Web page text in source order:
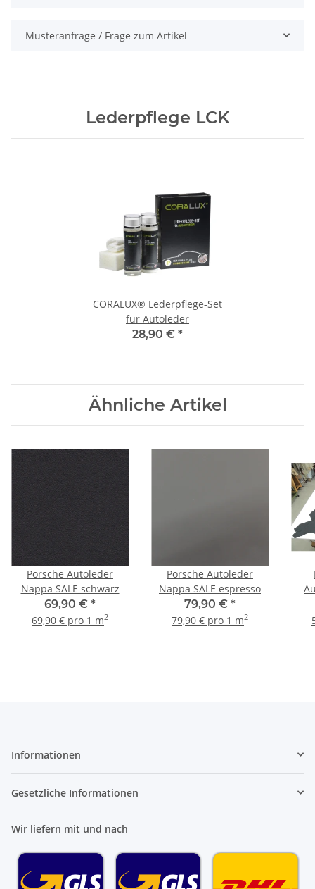
Musteranfrage / Frage zum Artikel
Lederpflege LCK
CORALUX® Lederpflege-Set
für Autoleder
28,90 € *
Ähnliche Artikel
Porsche Autoleder
Nappa SALE schwarz
69,90 € *
69,90 € pro 1 m2
Porsche Autoleder
Nappa SALE espresso
79,90 € *
79,90 € pro 1 m2
Informationen
Gesetzliche Informationen
Wir liefern mit und nach